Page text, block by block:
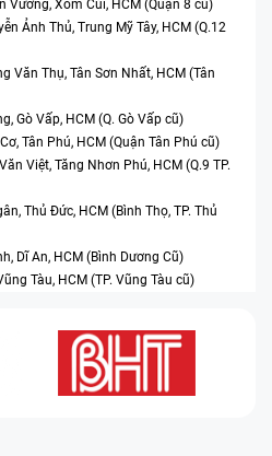
Vương, Xóm Củi, HCM (Quận 8 cũ)
Ảnh Thủ, Trung Mỹ Tây, HCM (Q.12
Văn Thụ, Tân Sơn Nhất, HCM (Tân
Gò Vấp, HCM (Q. Gò Vấp cũ)
Tân Phú, HCM (Quận Tân Phú cũ)
Việt, Tăng Nhơn Phú, HCM (Q.9 TP.
Thủ Đức, HCM (Bình Thọ, TP. Thủ
Dĩ An, HCM (Bình Dương Cũ)
Tàu, HCM (TP. Vũng Tàu cũ)